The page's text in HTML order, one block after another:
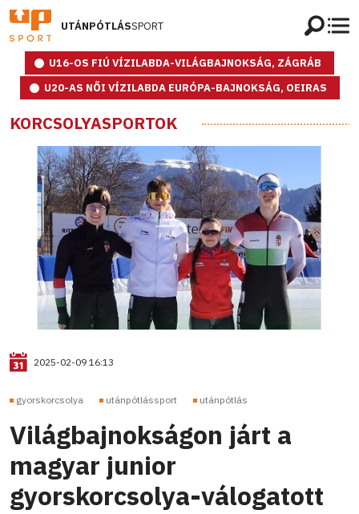
UTÁNPÓTLÁSSPORT
U16-OS FIÚ VÍZILABDA-VILÁGBAJNOKSÁG, ZÁGRÁB
U20-AS NŐI VÍZILABDA EURÓPA-BAJNOKSÁG, OEIRAS
KORCSOLYASPORTOK
2025-02-09 16:13
gyorskorcsolya utánpótlássport utánpótlás
Világbajnokságon járt a
magyar junior
gyorskorcsolya-válogatott